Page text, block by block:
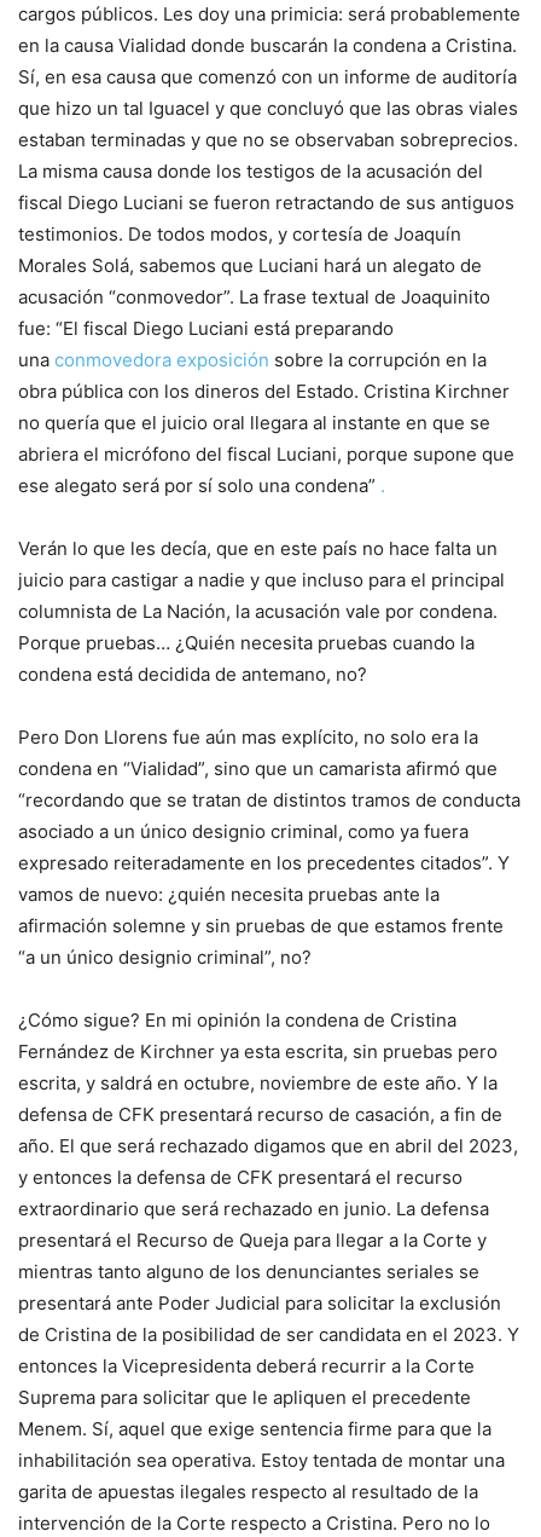
cargos públicos. Les doy una primicia: será probablemente
en la causa Vialidad donde buscarán la condena a Cristina.
Sí, en esa causa que comenzó con un informe de auditoría
que hizo un tal Iguacel y que concluyó que las obras viales
estaban terminadas y que no se observaban sobreprecios.
La misma causa donde los testigos de la acusación del
fiscal Diego Luciani se fueron retractando de sus antiguos
testimonios. De todos modos, y cortesía de Joaquín
Morales Solá, sabemos que Luciani hará un alegato de
acusación “conmovedor”. La frase textual de Joaquinito
fue: “El fiscal Diego Luciani está preparando
una conmovedora exposición sobre la corrupción en la
obra pública con los dineros del Estado. Cristina Kirchner
no quería que el juicio oral llegara al instante en que se
abriera el micrófono del fiscal Luciani, porque supone que
ese alegato será por sí solo una condena” .
Verán lo que les decía, que en este país no hace falta un
juicio para castigar a nadie y que incluso para el principal
columnista de La Nación, la acusación vale por condena.
Porque pruebas… ¿Quién necesita pruebas cuando la
condena está decidida de antemano, no?
Pero Don Llorens fue aún mas explícito, no solo era la
condena en “Vialidad”, sino que un camarista afirmó que
“recordando que se tratan de distintos tramos de conducta
asociado a un único designio criminal, como ya fuera
expresado reiteradamente en los precedentes citados”. Y
vamos de nuevo: ¿quién necesita pruebas ante la
afirmación solemne y sin pruebas de que estamos frente
“a un único designio criminal”, no?
¿Cómo sigue? En mi opinión la condena de Cristina
Fernández de Kirchner ya esta escrita, sin pruebas pero
escrita, y saldrá en octubre, noviembre de este año. Y la
defensa de CFK presentará recurso de casación, a fin de
año. El que será rechazado digamos que en abril del 2023,
y entonces la defensa de CFK presentará el recurso
extraordinario que será rechazado en junio. La defensa
presentará el Recurso de Queja para llegar a la Corte y
mientras tanto alguno de los denunciantes seriales se
presentará ante Poder Judicial para solicitar la exclusión
de Cristina de la posibilidad de ser candidata en el 2023. Y
entonces la Vicepresidenta deberá recurrir a la Corte
Suprema para solicitar que le apliquen el precedente
Menem. Sí, aquel que exige sentencia firme para que la
inhabilitación sea operativa. Estoy tentada de montar una
garita de apuestas ilegales respecto al resultado de la
intervención de la Corte respecto a Cristina. Pero no lo